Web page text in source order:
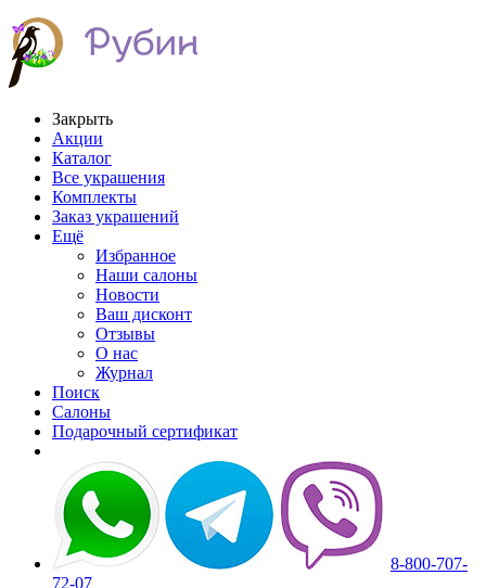
Закрыть
Акции
Каталог
Все украшения
Комплекты
Заказ украшений
Ещё
Избранное
Наши салоны
Новости
Ваш дисконт
Отзывы
О нас
Журнал
Поиск
Салоны
Подарочный сертификат
8-800-707-
72-07